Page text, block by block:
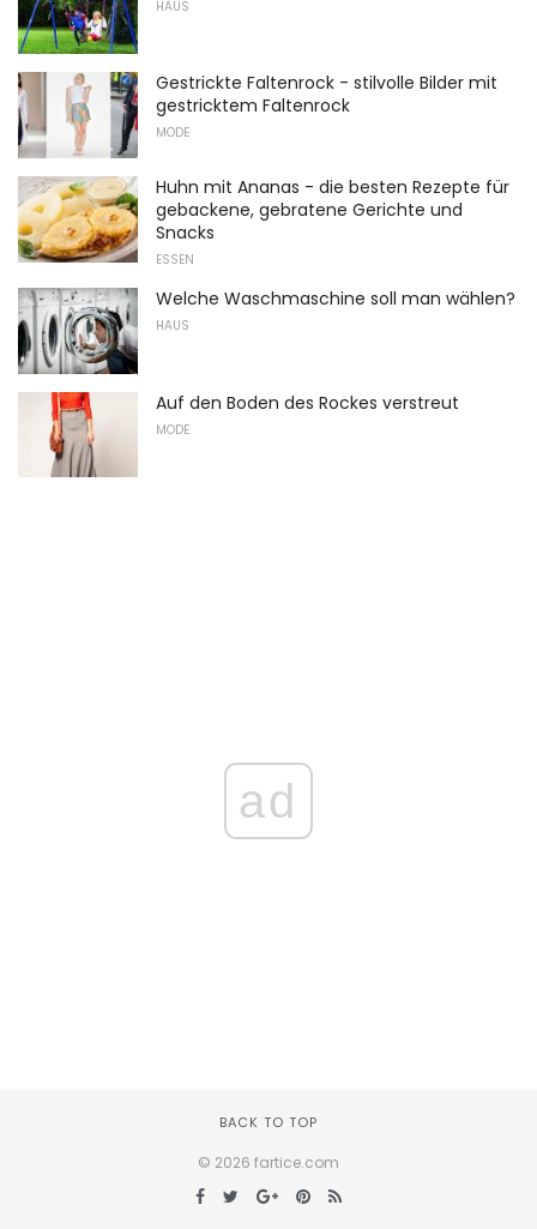
HAUS
Gestrickte Faltenrock - stilvolle Bilder mit
gestricktem Faltenrock
MODE
Huhn mit Ananas - die besten Rezepte für
gebackene, gebratene Gerichte und
Snacks
ESSEN
Welche Waschmaschine soll man wählen?
HAUS
Auf den Boden des Rockes verstreut
MODE
ad
BACK TO TOP
© 2026 fartice.com